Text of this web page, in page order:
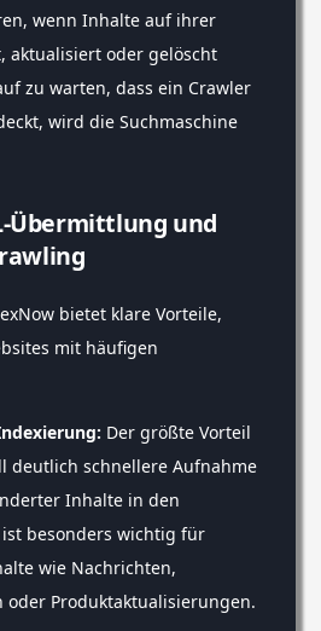
wenn Inhalte auf ihrer
aktualisiert oder gelöscht
zu warten, dass ein Crawler
wird die Suchmaschine
Übermittlung und
bietet klare Vorteile,
mit häufigen
Der größte Vorteil
deutlich schnellere Aufnahme
Inhalte in den
ist besonders wichtig für
wie Nachrichten,
oder Produktaktualisierungen.